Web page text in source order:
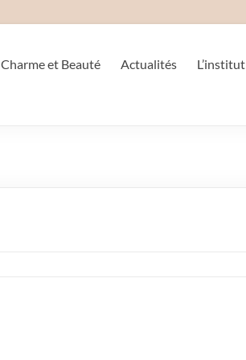
Charme et Beauté Actualités L’institut